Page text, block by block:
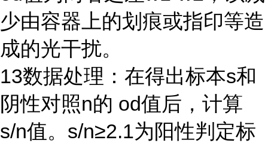
少由容器上的划痕或指印等造
成的光干扰。
13数据处理：在得出标本s和
阴性对照n的 od值后，计算
s/n值。 s/n≥2.1为阳性判定标